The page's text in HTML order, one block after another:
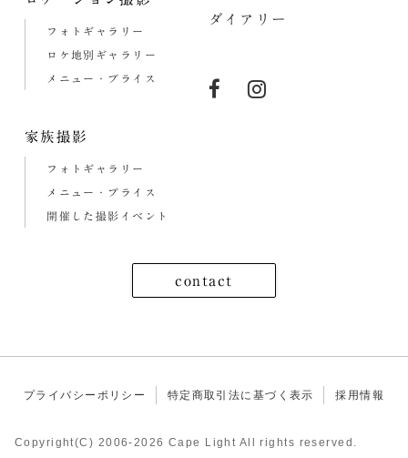
フォトギャラリー
ロケ地別ギャラリー
メニュー・プライス
家族撮影
フォトギャラリー
メニュー・プライス
開催した撮影イベント
ダイアリー
contact
プライバシーポリシー 特定商取引法に基づく表示 採用情報
Copyright(C) 2006-2026 Cape Light All rights reserved.